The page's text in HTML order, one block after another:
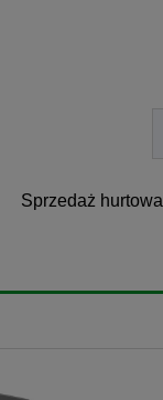
Sprzedaż hurtowa